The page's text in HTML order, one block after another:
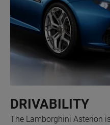
DRIVABILITY
The Lamborghini Asterion